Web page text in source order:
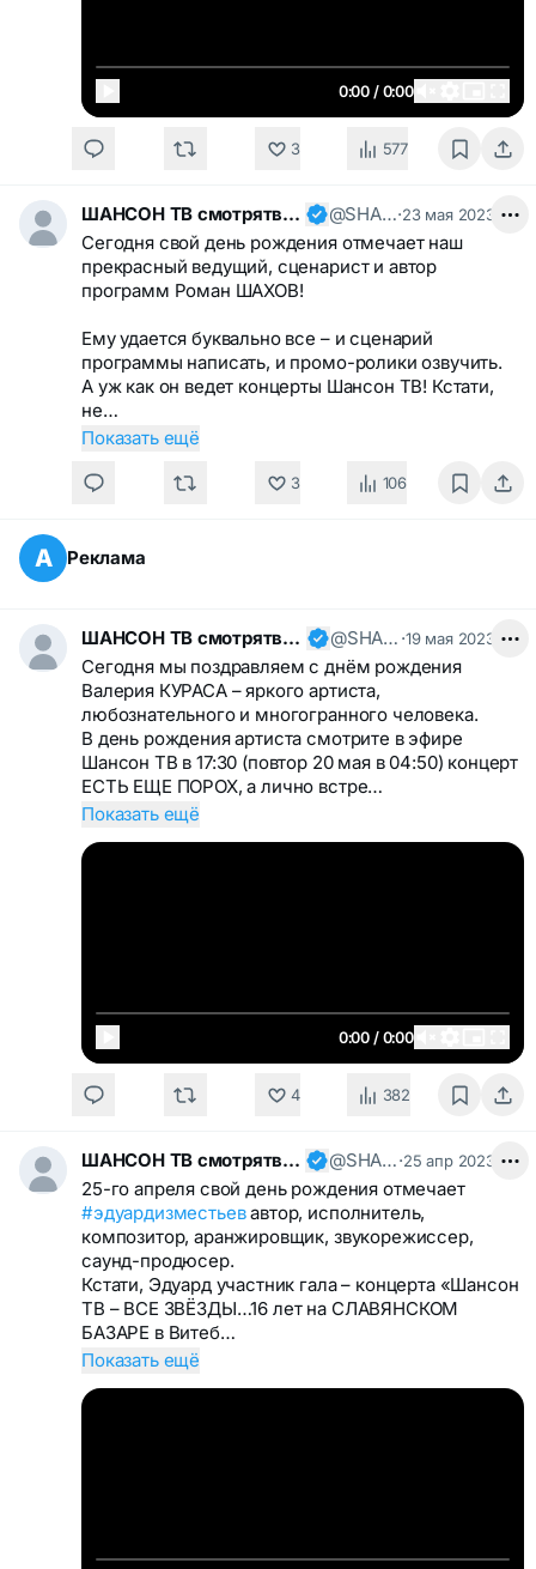
0:00 / 0:00
3 577
ШАНСОН ТВ смотрятвсешансонтв @SHANSONTV·23 мая 2023
Сегодня свой день рождения отмечает наш
прекрасный ведущий, сценарист и автор
программ Роман ШАХОВ!
Ему удается буквально все – и сценарий
программы написать, и промо-ролики озвучить.
А уж как он ведет концерты Шансон ТВ! Кстати,
не…
Показать ещё
3 106
А Реклама
ШАНСОН ТВ смотрятвсешансонтв @SHANSONTV ·19 мая 2023
Сегодня мы поздравляем с днём рождения
Валерия КУРАСА – яркого артиста,
любознательного и многогранного человека.
В день рождения артиста смотрите в эфире
Шансон ТВ в 17:30 (повтор 20 мая в 04:50) концерт
ЕСТЬ ЕЩЕ ПОРОХ, а лично встре…
Показать ещё
0:00 / 0:00
4 382
ШАНСОН ТВ смотрятвсешансонтв @SHANSONTV·25 апр 2023
25-го апреля свой день рождения отмечает
#эдуардизместьевавтор, исполнитель,
композитор, аранжировщик, звукорежиссер,
саунд-продюсер.
Кстати, Эдуард участник гала – концерта «Шансон
ТВ – ВСЕ ЗВЁЗДЫ…16 лет на СЛАВЯНСКОМ
БАЗАРЕ в Витеб…
Показать ещё